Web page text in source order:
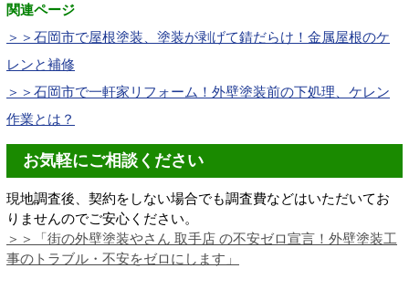
関連ページ
＞＞石岡市で屋根塗装、塗装が剥げて錆だらけ！金属屋根のケ
レンと補修
＞＞石岡市で一軒家リフォーム！外壁塗装前の下処理、ケレン
作業とは？
お気軽にご相談ください
現地調査後、契約をしない場合でも調査費などはいただいてお
りませんのでご安心ください。
＞＞「街の外壁塗装やさん 取手店 の不安ゼロ宣言！外壁塗装工
事のトラブル・不安をゼロにします」